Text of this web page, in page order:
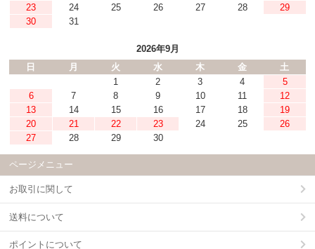
23
24 25 26 27 28
29
30
31
2026年9月
日
月 火 水 木 金
土
1
2 3 4
5
6
7 8 9 10 11
12
13
14 15 16 17 18
19
20
21 22 23 24 25
26
27
28 29 30
ページメニュー
お取引に関して
送料について
ポイントについて